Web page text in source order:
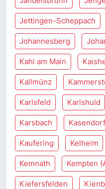
Jettingen-Scheppach
Johannesberg
Kahl am Main
Kallmünz
Karlsfeld Karlshuld
Karsbach Kasendorf
Kaufering Kelheim
Kemnath Kempten
Kiefersfelden